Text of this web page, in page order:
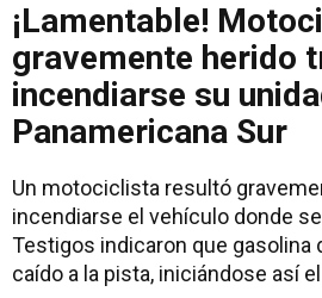
¡Lamentable!
gravemente herido
incendiarse su
Panamericana Sur
Un motociclista resultó
incendiarse el vehículo donde
Testigos indicaron que gasolina
caído a la pista, iniciándose así